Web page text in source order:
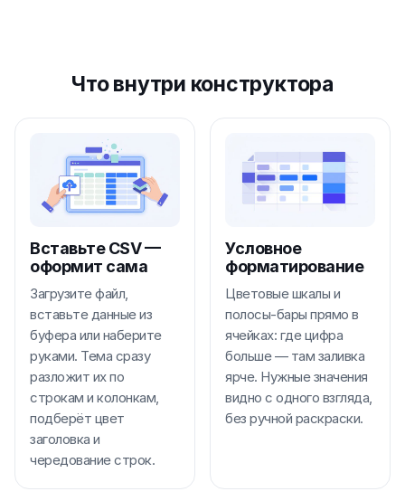
Что внутри конструктора
Вставьте CSV —
оформит сама
Загрузите файл,
вставьте данные из
буфера или наберите
руками. Тема сразу
разложит их по
строкам и колонкам,
подберёт цвет
заголовка и
чередование строк.
Условное
форматирование
Цветовые шкалы и
полосы-бары прямо в
ячейках: где цифра
больше — там заливка
ярче. Нужные значения
видно с одного взгляда,
без ручной раскраски.